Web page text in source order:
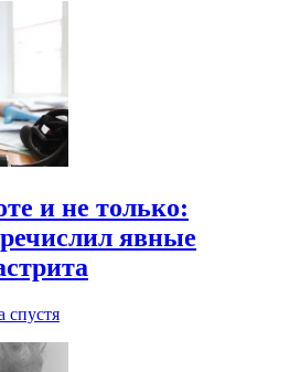
и не только:
явные
спустя